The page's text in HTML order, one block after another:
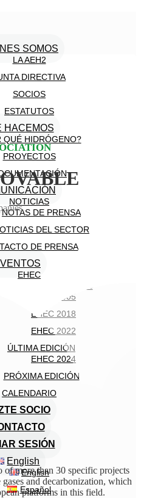
SOMOS
LA AEH2
DIRECTIVA
SOCIOS
ESTATUTOS
HACEMOS
QUÉ HIDRÓGENO?
PROYECTOS
NOTICIAS
NOTAS DE PRENSA
DEL SECTOR
DE PRENSA
EHEC
EHEC 2005
EHEC 2018
EHEC 2022
ÚLTIMA EDICIÓN
EHEC 2024
PRÓXIMA EDICIÓN
CALENDARIO
SOCIO
SESIÓN
English
English
Español
of more than 30 specific projects
and decarbonization, which
platforms in this field.